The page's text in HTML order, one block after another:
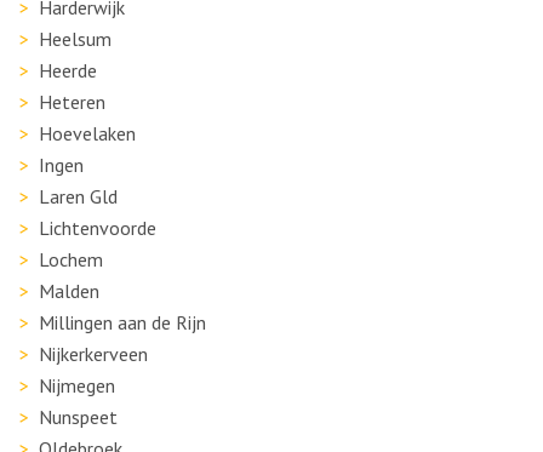
Harderwijk
Heelsum
Heerde
Heteren
Hoevelaken
Ingen
Laren Gld
Lichtenvoorde
Lochem
Malden
Millingen aan de Rijn
Nijkerkerveen
Nijmegen
Nunspeet